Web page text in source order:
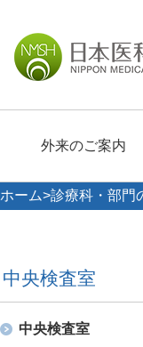
外来のご案内
ホーム>診療科・部門
中央検査室
中央検査室